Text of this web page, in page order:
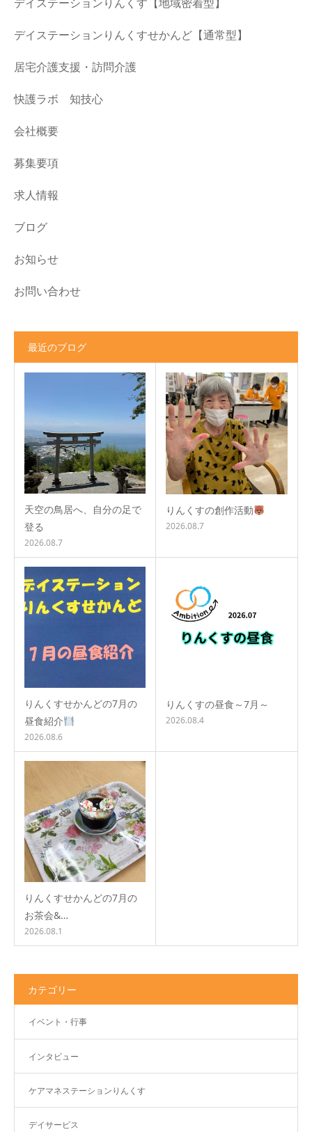
デイステーションりんくすせかんど【通常型】
居宅介護支援・訪問介護
快護ラボ 知技心
会社概要
募集要項
求人情報
ブログ
お知らせ
お問い合わせ
最近のブログ
天空の鳥居へ、自分の足で
登る
2026.08.7
りんくすの創作活動
2026.08.7
りんくすせかんどの7月の
昼食紹介
2026.08.6
りんくすの昼食～7月～
2026.08.4
りんくすせかんどの7月の
お茶会&…
2026.08.1
カテゴリー
イベント・行事
インタビュー
ケアマネステーションりんくす
デイサービス